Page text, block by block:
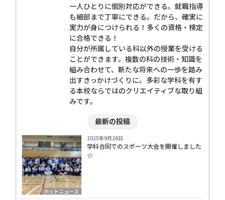
一人ひとりに個別対応ができる。就職指導
も細部まで丁寧にできる。だから、確実に
実力が身につけられる！多くの資格・検定
に合格できる！
自分が所属している科以外の授業を受ける
ことができます。複数の科の技術・知識を
組み合わせて、新たな将来への一歩を踏み
出すきっかけづくりに。多彩な学科を有す
る本校ならではのクリエイティブな取り組
みです。
最新の投稿
ホットニュース
2025年9月26日
学科合同でのスポーツ大会を開催しました
☆